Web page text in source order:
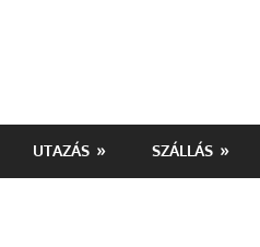
UTAZÁS SZÁLLÁS